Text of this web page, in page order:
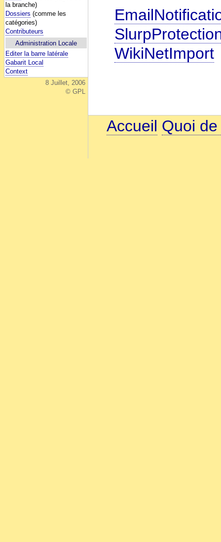
la branche)
Dossiers (comme les
catégories)
Contributeurs
Administration Locale
Editer la barre latérale
Gabarit Local
Context
8 Juillet, 2006
© GPL
WikiNetImport
Accueil Quoi